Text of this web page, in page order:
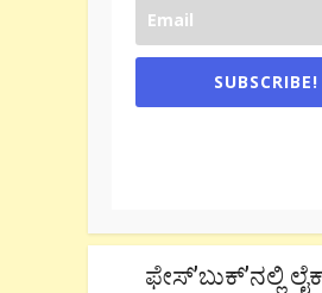
SUBSCRIBE!
ಫೇಸ್’ಬುಕ್’ನಲ್ಲಿ